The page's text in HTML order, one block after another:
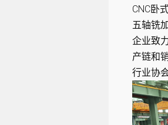
CNC卧
五轴铣
企业致
产链和
行业协